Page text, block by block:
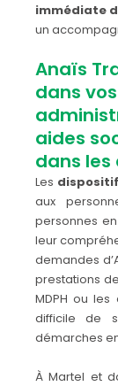
immédiate
un
Anaïs
dans
aides
dans
Les
aux
personnes
leur
demandes
prestations
MDPH ou
difficile de
démarches
À Martel et